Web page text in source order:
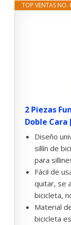
TOP VENTAS NO.
2 Piezas
Doble
Diseño
sillín de
para
Fácil de
quitar, se
bicicleta,
Material
bicicleta